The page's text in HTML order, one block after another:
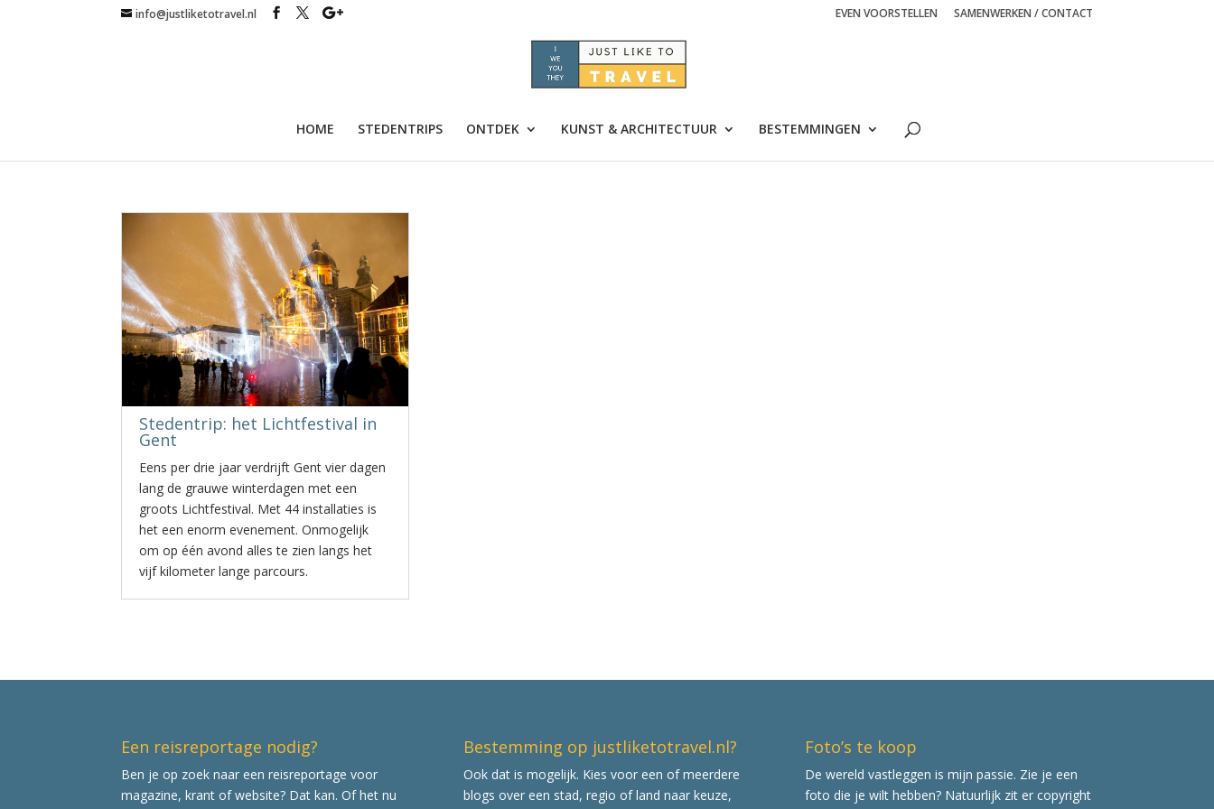
info@justliketotravel.nl EVEN VOORSTELLEN SAMENWERKEN / CONTACT
HOME STEDENTRIPS ONTDEK KUNST & ARCHITECTUUR BESTEMMINGEN
Stedentrip: het Lichtfestival in
Gent
Eens per drie jaar verdrijft Gent vier dagen
lang de grauwe winterdagen met een
groots Lichtfestival. Met 44 installaties is
het een enorm evenement. Onmogelijk
om op één avond alles te zien langs het
vijf kilometer lange parcours.
Een reisreportage nodig?
Ben je op zoek naar een reisreportage voor
magazine, krant of website? Dat kan. Of het nu
Bestemming op justliketotravel.nl?
Ook dat is mogelijk. Kies voor een of meerdere
blogs over een stad, regio of land naar keuze,
Foto’s te koop
De wereld vastleggen is mijn passie. Zie je een
foto die je wilt hebben? Natuurlijk zit er copyright